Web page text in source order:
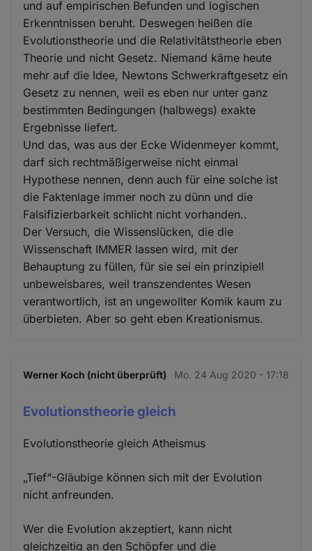
und auf empirischen Befunden und logischen
Erkenntnissen beruht. Deswegen heißen die
Evolutionstheorie und die Relativitätstheorie eben
Theorie und nicht Gesetz. Niemand käme heute
mehr auf die Idee, Newtons Schwerkraftgesetz ein
Gesetz zu nennen, weil es eben nur unter ganz
bestimmten Bedingungen (halbwegs) exakte
Ergebnisse liefert.
Und das, was aus der Ecke Widenmeyer kommt,
darf sich rechtmäßigerweise nicht einmal
Hypothese nennen, denn auch für eine solche ist
die Faktenlage immer noch zu dünn und die
Falsifizierbarkeit schlicht nicht vorhanden..
Der Versuch, die Wissenslücken, die die
Wissenschaft IMMER lassen wird, mit der
Behauptung zu füllen, für sie sei ein prinzipiell
unbeweisbares, weil transzendentes Wesen
verantwortlich, ist an ungewollter Komik kaum zu
überbieten. Aber so geht eben Kreationismus.
Werner Koch (nicht überprüft) Mo. 24 Aug 2020 - 17:18
Evolutionstheorie gleich
Evolutionstheorie gleich Atheismus
„Tief“-Gläubige können sich mit der Evolution
nicht anfreunden.
Wer die Evolution akzeptiert, kann nicht
gleichzeitig an den Schöpfer und die